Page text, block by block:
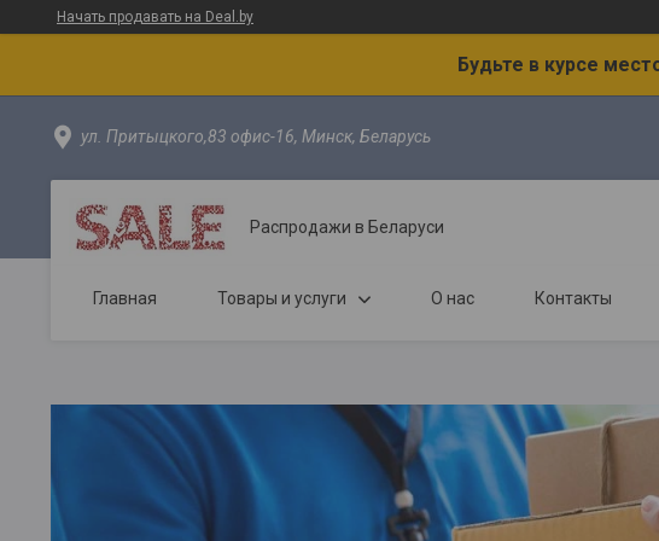
Начать продавать на Deal.by
Будьте в курсе
ул. Притыцкого,83 офис-16, Минск, Беларусь
Распродажи в Беларуси
Главная Товары и услуги О нас Контакты